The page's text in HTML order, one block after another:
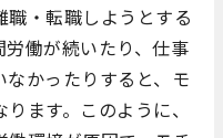
・転職しようとする
働が続いたり、仕事
かったりすると、モ
ます。このように、